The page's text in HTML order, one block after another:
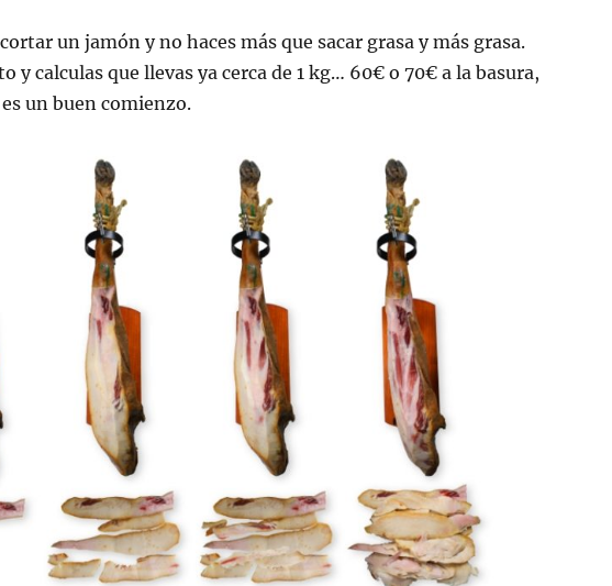
un jamón y no haces más que sacar grasa y más grasa.
y calculas que llevas ya cerca de 1 kg… 60€ o 70€ a la basura,
un buen comienzo.